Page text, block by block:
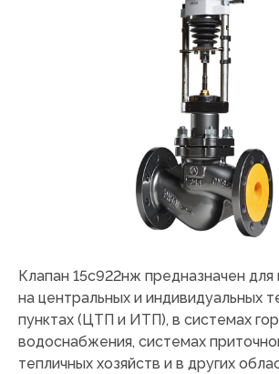
Клапан 15с922нж предназначен для
на центральных и индивидуальных
пунктах (ЦТП и ИТП), в системах
водоснабжения, системах
тепличных хозяйств и в других